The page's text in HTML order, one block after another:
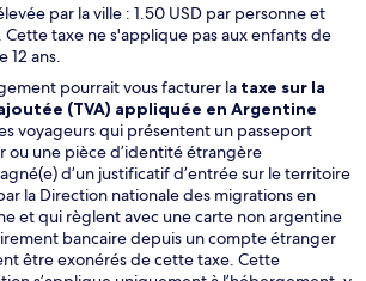
par la ville : 1.50 USD par personne et
Cette taxe ne s'applique pas aux enfants de
12 ans.
pourrait vous facturer la taxe sur la
(TVA) appliquée en Argentine
voyageurs qui présentent un passeport
ou une pièce d’identité étrangère
d’un justificatif d’entrée sur le territoire
la Direction nationale des migrations en
et qui règlent avec une carte non argentine
bancaire depuis un compte étranger
être exonérés de cette taxe. Cette